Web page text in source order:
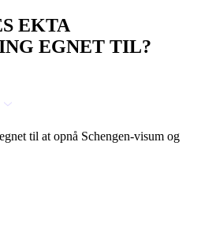
EKTA
EGNET TIL?
til at opnå Schengen-visum og